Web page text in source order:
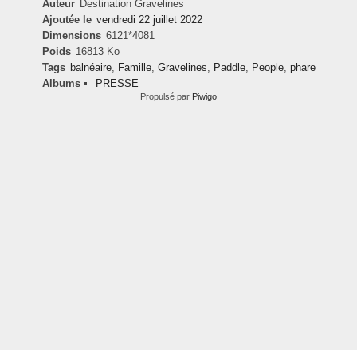
Auteur Destination Gravelines
Ajoutée le vendredi 22 juillet 2022
Dimensions 6121*4081
Poids 16813 Ko
Tags balnéaire, Famille, Gravelines, Paddle, People, phare
Albums
PRESSE
Propulsé par Piwigo